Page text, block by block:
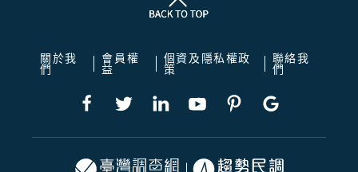
關於我
們
會員權
益
個資及隱私權政
策
聯絡我
們